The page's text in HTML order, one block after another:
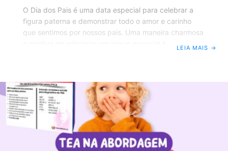
O Dia dos Pais é uma data especial para celebrar a
figura paterna e demonstrar todo o amor e carinho
que sentimos por nossos pais. Uma maneira charmosa
Personalizados Hobbies e Interesses: Considere os
hobbies e interesses do seu pai. Se ele gosta de
futebol, pesca, leitura ou música, personalize o
LEIA MAIS →